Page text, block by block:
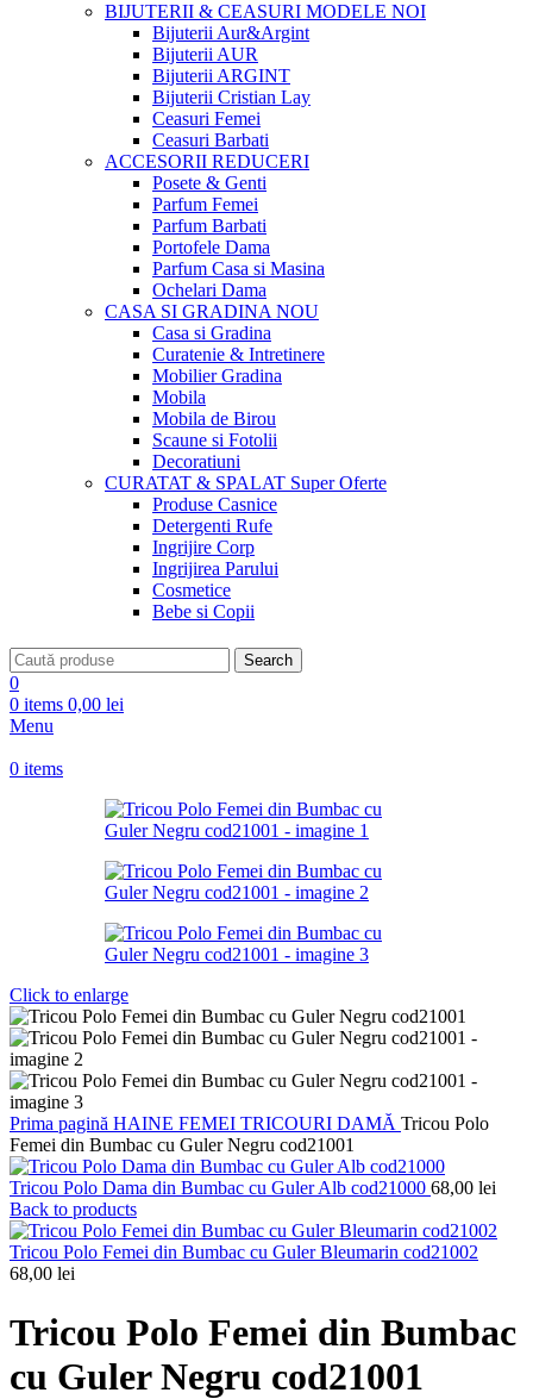
BIJUTERII & CEASURI MODELE NOI
Bijuterii Aur&Argint
Bijuterii AUR
Bijuterii ARGINT
Bijuterii Cristian Lay
Ceasuri Femei
Ceasuri Barbati
ACCESORII REDUCERI
Posete & Genti
Parfum Femei
Parfum Barbati
Portofele Dama
Parfum Casa si Masina
Ochelari Dama
CASA SI GRADINANOU
Casa si Gradina
Curatenie & Intretinere
Mobilier Gradina
Mobila
Mobila de Birou
Scaune si Fotolii
Decoratiuni
CURATAT & SPALAT Super Oferte
Produse Casnice
Detergenti Rufe
Ingrijire Corp
Ingrijirea Parului
Cosmetice
Bebe si Copii
Search
0
0 items 0,00 lei
Menu
0 items
Click to enlarge
Prima pagină HAINE FEMEI TRICOURI DAMĂ Tricou Polo
Femei din Bumbac cu Guler Negru cod21001
Tricou Polo Dama din Bumbac cu Guler Alb cod21000 68,00 lei
Back to products
Tricou Polo Femei din Bumbac cu Guler Bleumarin cod21002
68,00 lei
Tricou Polo Femei din Bumbac
cu Guler Negru cod21001